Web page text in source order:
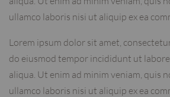
ullamco laboris nisi ut aliquip ex ea
Lorem ipsum dolor sit amet,
do eiusmod tempor incididunt ut
aliqua. Ut enim ad minim veniam, quis
ullamco laboris nisi ut aliquip ex ea